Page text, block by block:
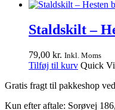
Staldskilt –
79,00 kr. Inkl. Moms
Tilføj til kurv Quick
Gratis fragt til pakkeshop
Kun efter aftale: Sorøvej